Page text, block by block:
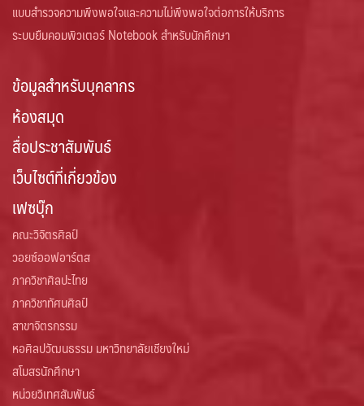
แบบสำรวจความพึงพอใจและความไม่พึงพอใจต่อการให้บริการ
ระบบยืมคอมพิวเตอร์ Notebook สำหรับนักศึกษา
ข้อมูลสำหรับบุคลากร
ห้องสมุด
สื่อประชาสัมพันธ์
เว็บไซต์ที่เกี่ยวข้อง
เฟซบุ๊ก
คณะวิจิตรศิลป์
วอยซ์ออฟอาร์ตส
ภาควิชาศิลปะไทย
ภาควิชาทัศนศิลป์
สาขาจิตรกรรม
หอศิลปวัฒนธรรม มหาวิทยาลัยเชียงใหม่
สโมสรนักศึกษา
หน่วยวิเทศสัมพันธ์